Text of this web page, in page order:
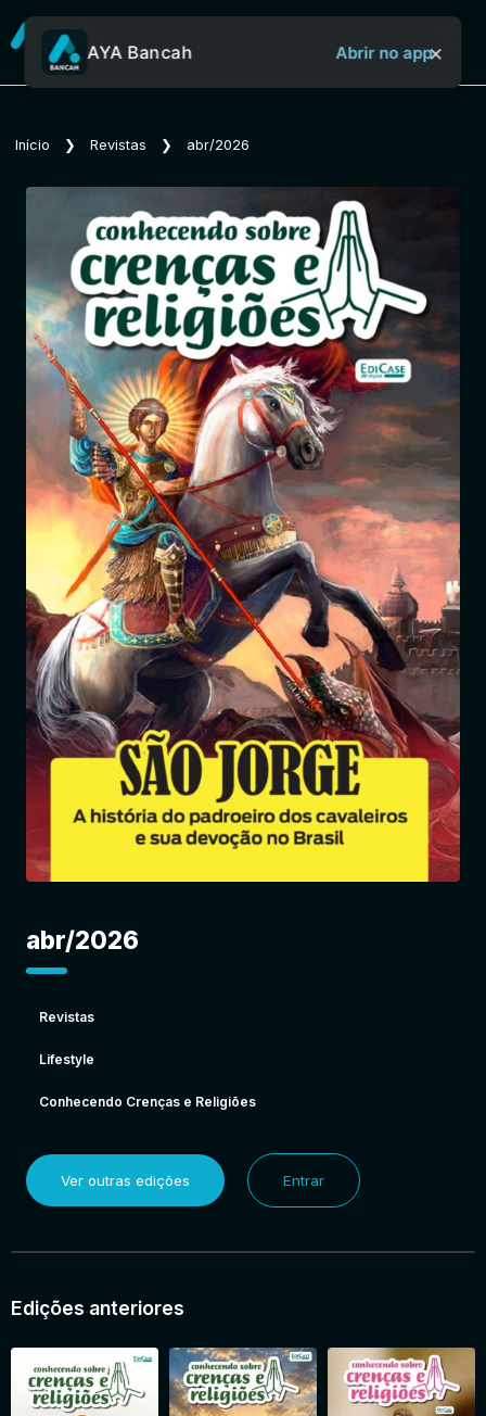
Sobre o Aya Bancah
Início
Revistas
Jornais
Notícias
Entrar
AYA Bancah Abrir no app×
Início ❯ Revistas ❯ abr/2026
abr/2026
Revistas
Lifestyle
Conhecendo Crenças e Religiões
Ver outras edições Entrar
Edições anteriores